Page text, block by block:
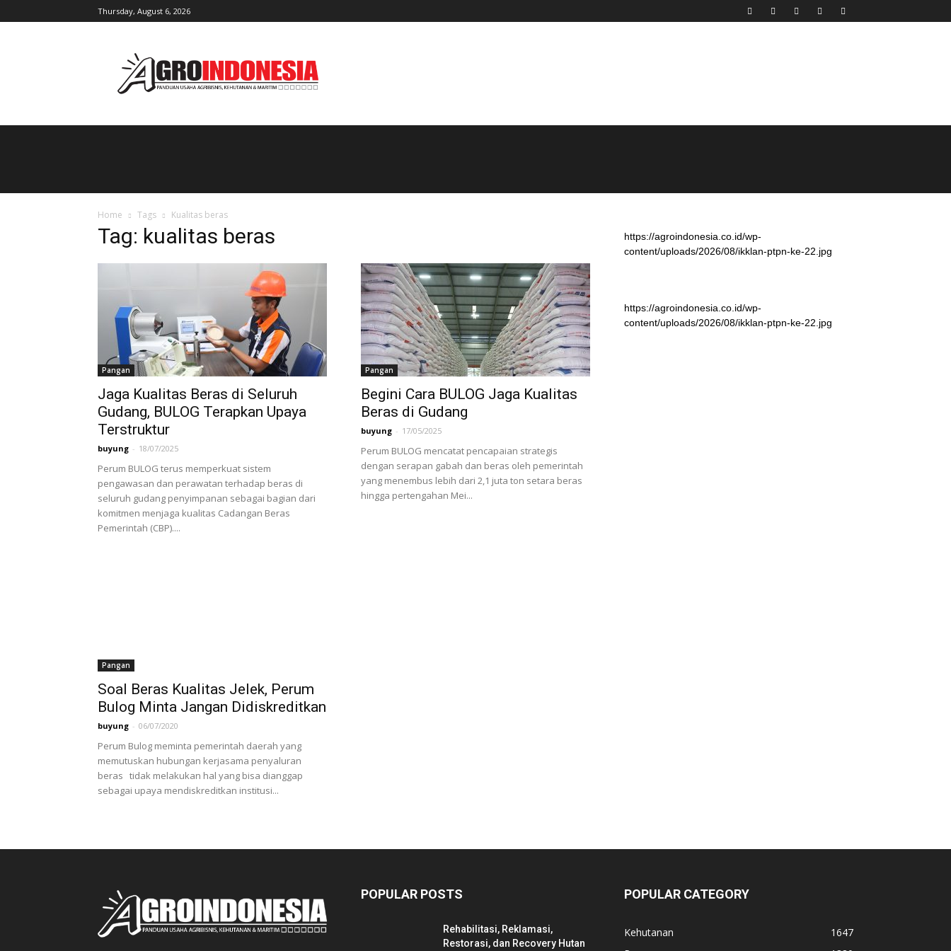
Thursday, August 6, 2026
Home Tags Kualitas beras
Tag: kualitas beras
Pangan
Jaga Kualitas Beras di Seluruh
Gudang, BULOG Terapkan Upaya
Terstruktur
buyung - 18/07/2025
Perum BULOG terus memperkuat sistem
pengawasan dan perawatan terhadap beras di
seluruh gudang penyimpanan sebagai bagian dari
komitmen menjaga kualitas Cadangan Beras
Pemerintah (CBP)....
Pangan
Begini Cara BULOG Jaga Kualitas
Beras di Gudang
buyung - 17/05/2025
Perum BULOG mencatat pencapaian strategis
dengan serapan gabah dan beras oleh pemerintah
yang menembus lebih dari 2,1 juta ton setara beras
hingga pertengahan Mei...
Pangan
Soal Beras Kualitas Jelek, Perum
Bulog Minta Jangan Didiskreditkan
buyung - 06/07/2020
Perum Bulog meminta pemerintah daerah yang
memutuskan hubungan kerjasama penyaluran
beras tidak melakukan hal yang bisa dianggap
sebagai upaya mendiskreditkan institusi...
https://agroindonesia.co.id/wp-
content/uploads/2026/08/ikklan-ptpn-ke-22.jpg
https://agroindonesia.co.id/wp-
content/uploads/2026/08/ikklan-ptpn-ke-22.jpg
POPULAR POSTS
Rehabilitasi, Reklamasi,
Restorasi, dan Recovery Hutan
POPULAR CATEGORY
Kehutanan
1647